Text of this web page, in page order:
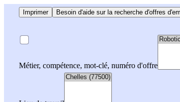
Imprimer Besoin d'aide sur la recherche d'offres
Métier, compétence, mot-clé, numéro d'offre